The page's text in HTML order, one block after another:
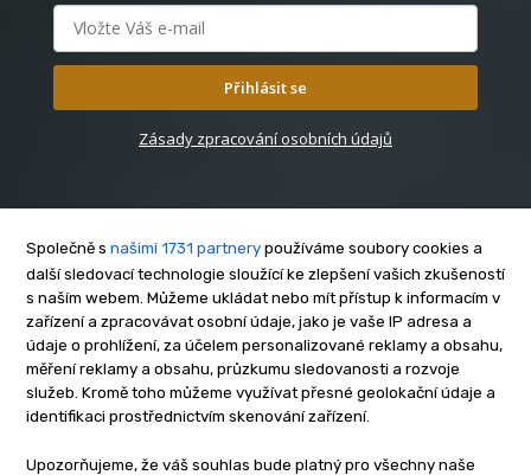
Přihlásit se
Zásady zpracování osobních údajů
O nás
Kontakt
Reklama
Zásady soukromí
Privacy policy
Cookies
Společně s našimi 1731 partnery používáme soubory cookies a
další sledovací technologie sloužící ke zlepšení vašich zkušeností
s naším webem. Můžeme ukládat nebo mít přístup k informacím v
zařízení a zpracovávat osobní údaje, jako je vaše IP adresa a
údaje o prohlížení, za účelem personalizované reklamy a obsahu,
měření reklamy a obsahu, průzkumu sledovanosti a rozvoje
služeb. Kromě toho můžeme využívat přesné geolokační údaje a
identifikaci prostřednictvím skenování zařízení.
Upozorňujeme, že váš souhlas bude platný pro všechny naše